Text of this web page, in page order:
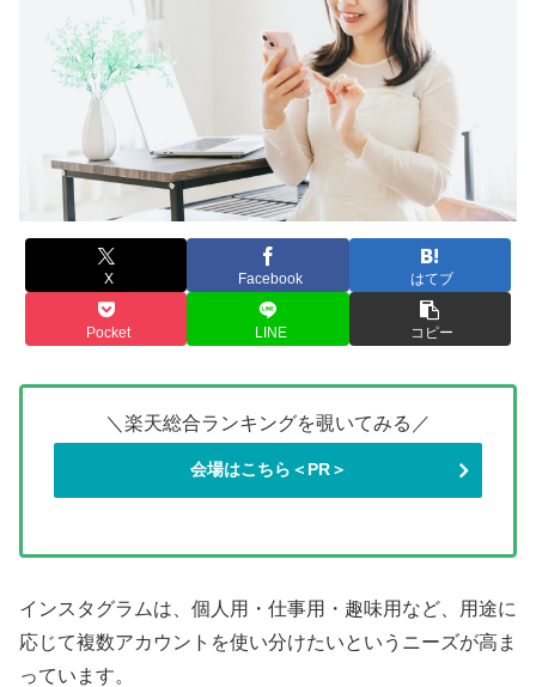
X Facebook はてブ
Pocket LINE コピー
＼楽天総合ランキングを覗いてみる／
会場はこちら＜PR＞
インスタグラムは、個人用・仕事用・趣味用など、用途に
応じて複数アカウントを使い分けたいというニーズが高ま
っています。